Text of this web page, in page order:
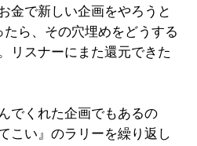
金で新しい企画をやろうと
ら、その穴埋めをどうする
リスナーにまた還元できた
でくれた企画でもあるの
こい』のラリーを繰り返し